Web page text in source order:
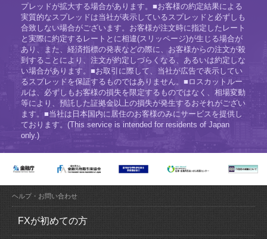
プレッドが拡大する場合があります。■お客様の約定結果による
実質的なスプレッドは当社が表示しているスプレッドと必ずしも
合致しない場合がございます。お客様が注文時に指定したレート
と実際に約定するレートとに相違(スリッページ)が生じる場合が
あり、また、経済指標の発表などの際に、お客様からの注文が殺
到することにより、注文が約定しづらくなる、あるいは約定しな
い場合があります。■お取引に際して、当社が広告で表示してい
るスプレッドを保証するものではありません。■ロスカットルー
ルは、必ずしもお客様の損失を限定するものではなく、相場変動
等により、預託した証拠金以上の損失が発生するおそれがござい
ます。■当社は日本国内に居住のお客様のみにサービスを提供し
ております。(This service is intended for residents of Japan
only.)
ヘルプ・お問い合わせ
FXが初めての方